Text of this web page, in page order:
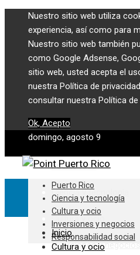
Nuestro sitio web utiliza
experiencia, así como para
Nuestro sitio web también
como Google Adsense,
sitio web, usted acepta el
nuestra Política de
consultar nuestra Política de
Ok, Acepto
domingo, agosto 9
Puerto Rico
Ciencia y tecnología
Cultura y ocio
Inversiones y negocios
Puerto Rico
Ciencia y tecnología
Cultura y ocio
Inversiones y negocios
Responsabilidad social
Inicio
Cultura y ocio